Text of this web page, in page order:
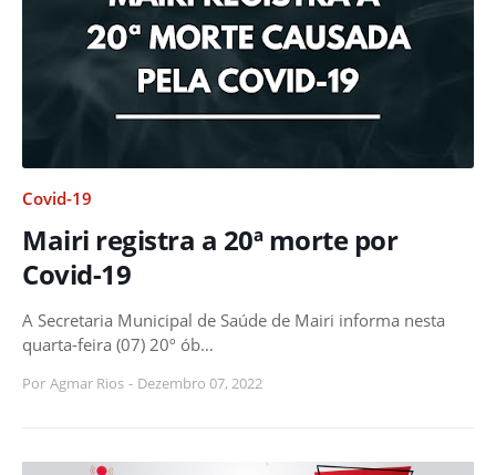
Covid-19
Mairi registra a 20ª morte por
Covid-19
A Secretaria Municipal de Saúde de Mairi informa nesta
quarta-feira (07) 20º ób…
Por Agmar Rios - Dezembro 07, 2022